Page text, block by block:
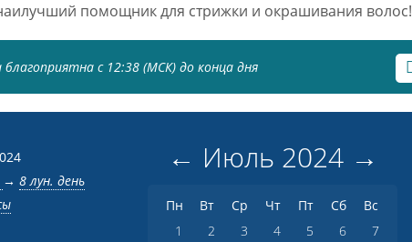
помощник для стрижки и окрашивания волос!
с 12:38 (МСК) до конца дня
→ 8 лун. день
← Июль 2024 →
Пн Вт Ср Чт Пт Сб
Вс
1
2 3 4 5 6
7